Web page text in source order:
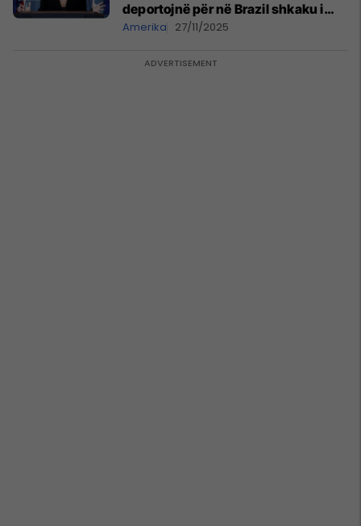
deportojnë për në Brazil shkaku i
vendimit të Trumpit
Amerika 27/11/2025